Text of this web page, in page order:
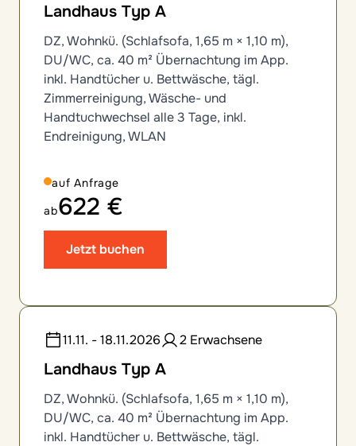
Landhaus Typ A
DZ, Wohnkü. (Schlafsofa, 1,65 m × 1,10 m),
DU/WC, ca. 40 m² Übernachtung im App.
inkl. Handtücher u. Bettwäsche, tägl.
Zimmerreinigung, Wäsche- und
Handtuchwechsel alle 3 Tage, inkl.
Endreinigung, WLAN
auf Anfrage
ab622 €
Jetzt buchen
11.11. - 18.11.2026 2 Erwachsene
Landhaus Typ A
DZ, Wohnkü. (Schlafsofa, 1,65 m × 1,10 m),
DU/WC, ca. 40 m² Übernachtung im App.
inkl. Handtücher u. Bettwäsche, tägl.